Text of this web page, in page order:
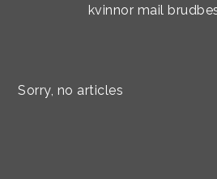
kvinnor mail
Sorry, no articles